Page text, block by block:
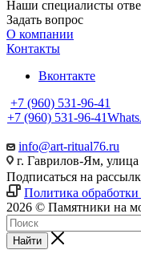
Наши специалисты
Задать вопрос
О компании
Контакты
Вконтакте
+7 (960) 531-96-41
+7 (960) 531-96-41
info@art-ritual76.ru
г. Гаврилов-Ям, улица
Подписаться на
Политика
2026 © Памятники на
Найти